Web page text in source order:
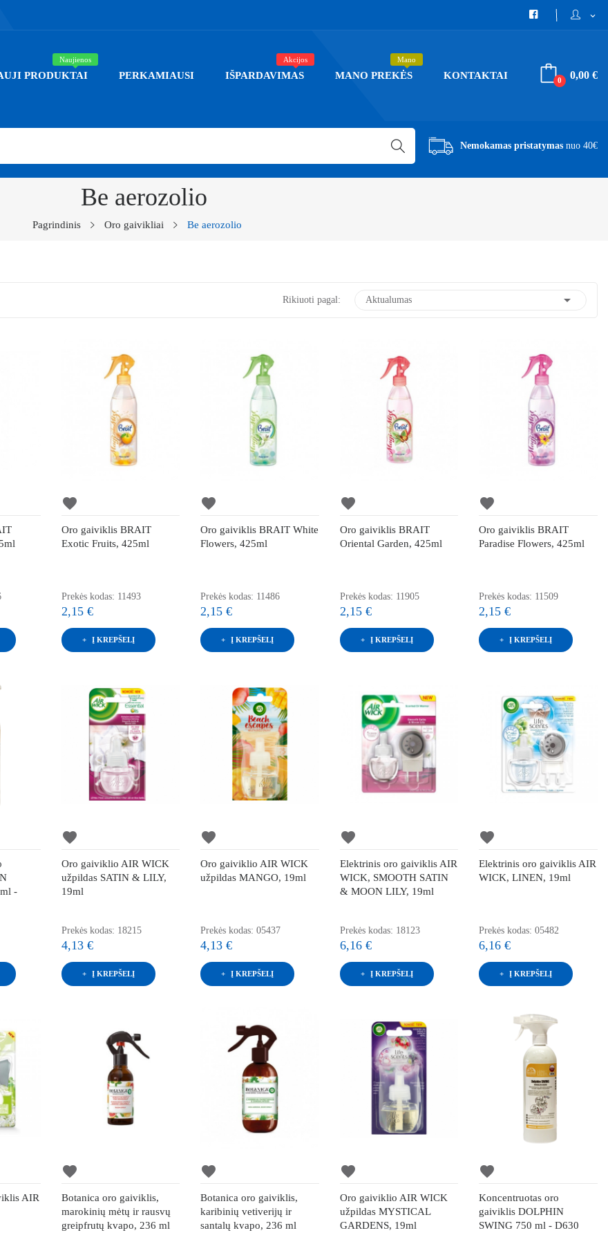
expand_more
PRODUKTAI
Naujienos
PERKAMIAUSI IŠPARDAVIMAS
Akcijos
MANO PREKĖS
Mano
KONTAKTAI 0,00 €
0
Nemokamas pristatymas nuo 40€
Be aerozolio
Pagrindinis Oro gaivikliai Be aerozolio
Rikiuoti pagal: Aktualumas 
favorite
Oro gaiviklis BRAIT
Exotic Fruits, 425ml
Prekės kodas: 11493
2,15 €
Į KREPŠELĮ
favorite
Oro gaiviklis BRAIT White
Flowers, 425ml
Prekės kodas: 11486
2,15 €
Į KREPŠELĮ
favorite
Oro gaiviklis BRAIT
Oriental Garden, 425ml
Prekės kodas: 11905
2,15 €
Į KREPŠELĮ
favorite
Oro gaiviklis BRAIT
Paradise Flowers, 425ml
Prekės kodas: 11509
2,15 €
Į KREPŠELĮ
-
favorite
Oro gaiviklio AIR WICK
užpildas SATIN & LILY,
19ml
Prekės kodas: 18215
4,13 €
Į KREPŠELĮ
favorite
Oro gaiviklio AIR WICK
užpildas MANGO, 19ml
Prekės kodas: 05437
4,13 €
Į KREPŠELĮ
favorite
Elektrinis oro gaiviklis AIR
WICK, SMOOTH SATIN
& MOON LILY, 19ml
Prekės kodas: 18123
6,16 €
Į KREPŠELĮ
favorite
Elektrinis oro gaiviklis AIR
WICK, LINEN, 19ml
Prekės kodas: 05482
6,16 €
Į KREPŠELĮ
AIR
favorite
Botanica oro gaiviklis,
marokinių mėtų ir rausvų
greipfrutų kvapo, 236 ml
favorite
Botanica oro gaiviklis,
karibinių vetiverijų ir
santalų kvapo, 236 ml
favorite
Oro gaiviklio AIR WICK
užpildas MYSTICAL
GARDENS, 19ml
favorite
Koncentruotas oro
gaiviklis DOLPHIN
SWING 750 ml - D630